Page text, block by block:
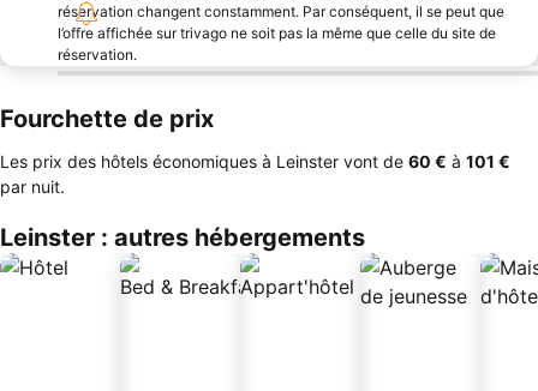
réservation changent constamment. Par conséquent, il se peut que
l’offre affichée sur trivago ne soit pas la même que celle du site de
réservation.
Fourchette de prix
Les prix des hôtels économiques à Leinster vont de ‎60 € à ‎101 €
par nuit.
Leinster : autres hébergements